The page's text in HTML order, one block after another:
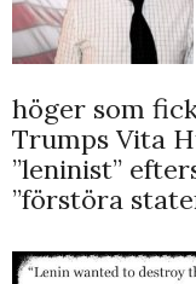
höger som
Trumps Vita
”leninist”
”förstöra